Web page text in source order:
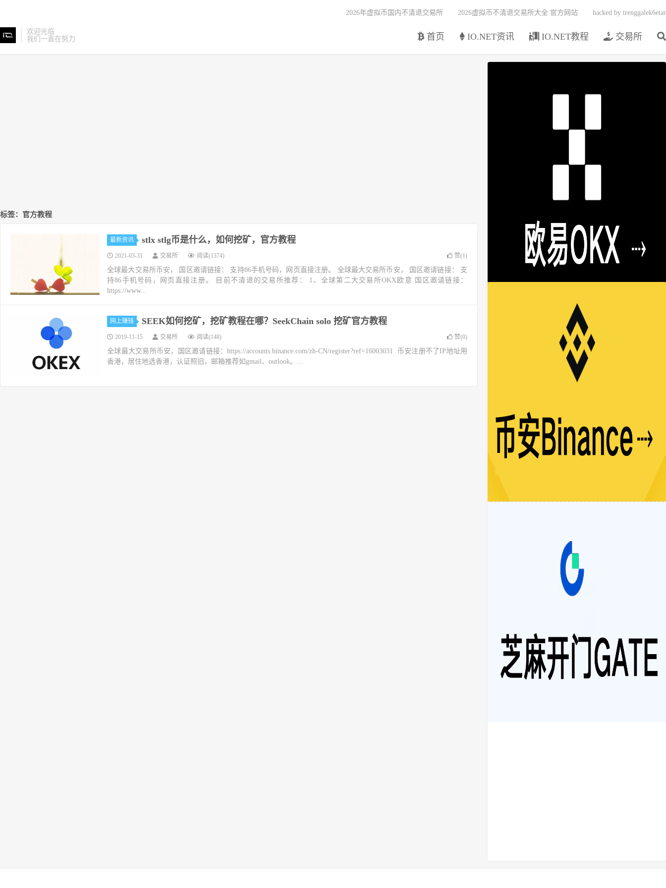
欢迎光临
我们一直在努力
首页 IO.NET资讯 IO.NET教程 交易所
2026年虚拟币国内不清退交易所 2026虚拟币不清退交易所大全 官方网站 hacked by trenggalek6etar
标签：官方教程
最新资讯 stlx stlg币是什么，如何挖矿，官方教程
2021-03-31 交易所 阅读(1374) 赞(1)
全球最大交易所币安， 国区邀请链接： 支持86手机号码，网页直接注册。 全球最大交易所币安， 国区邀请链接： 支
持86手机号码，网页直接注册。 目前不清退的交易所推荐： 1、全球第二大交易所OKX欧意 国区邀请链接：
https://www...
网上赚钱 SEEK如何挖矿，挖矿教程在哪？SeekChain solo 挖矿官方教程
2019-11-15 交易所 阅读(148) 赞(0)
全球最大交易所币安，国区邀请链接：https://accounts.binance.com/zh-CN/register?ref=16003031 币安注册不了IP地址用
香港，居住地选香港，认证照旧，邮箱推荐如gmail、outlook。...